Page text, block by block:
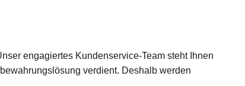
engagiertes Kundenservice-Team steht Ihnen
verdient. Deshalb werden